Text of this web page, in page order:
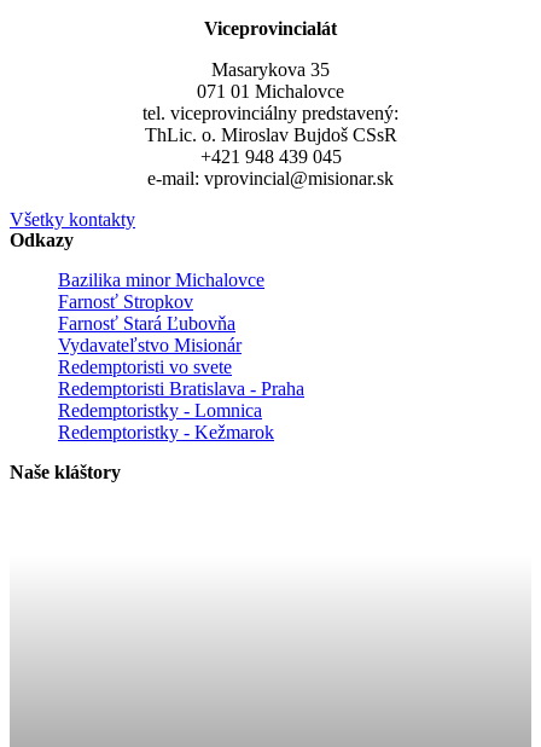
Viceprovincialát
Masarykova 35
071 01 Michalovce
tel. viceprovinciálny predstavený:
ThLic. o. Miroslav Bujdoš CSsR
+421 948 439 045
e-mail: vprovincial@misionar.sk
Všetky kontakty
Odkazy
Bazilika minor Michalovce
Farnosť Stropkov
Farnosť Stará Ľubovňa
Vydavateľstvo Misionár
Redemptoristi vo svete
Redemptoristi Bratislava - Praha
Redemptoristky - Lomnica
Redemptoristky - Kežmarok
Naše kláštory